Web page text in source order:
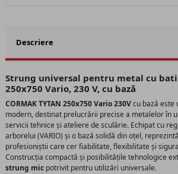
Descriere
Strung universal pentru metal cu batiu
250x750 Vario, 230 V, cu bază
CORMAK TYTAN 250x750 Vario 230Vcu bază este
modern, destinat prelucrării precise a metalelor în
servicii tehnice și ateliere de sculărie. Echipat cu
arborelui (VARIO) și o bază solidă din oțel,
profesioniștii care cer fiabilitate, flexibilitate și
Construcția compactă și posibilitățile tehnologice
strung mic potrivit pentru utilizări universale.